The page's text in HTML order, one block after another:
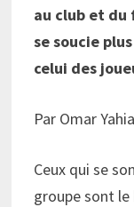
au club et
se soucie
celui des
Par Omar
Ceux qui se
groupe sont le